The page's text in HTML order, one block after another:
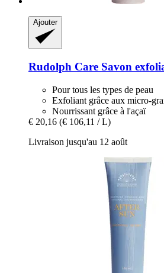
Ajouter
Rudolph Care Savon
Pour tous les types de peau
Exfoliant grâce aux micro-
Nourrissant grâce à l'açaï
€ 20,16 (€ 106,11 / L)
Livraison jusqu'au 12 août